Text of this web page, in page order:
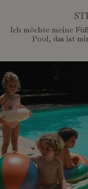
Ich möchte meine
Pool, das ist